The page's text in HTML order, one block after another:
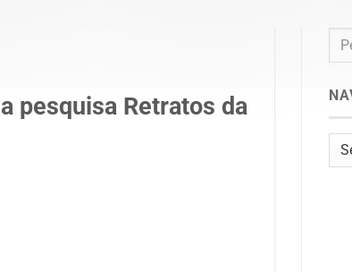
pesquisa Retratos da
por